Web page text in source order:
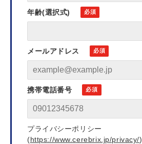
年齢(選択式)
メールアドレス
携帯電話番号
プライバシーポリシー
(https://www.cerebrix.jp/privacy/)